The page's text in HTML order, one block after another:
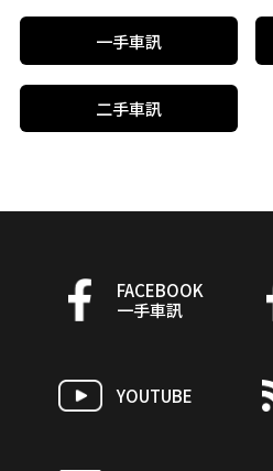
一手車訊
二手車訊
FACEBOOK
一手車訊
YOUTUBE